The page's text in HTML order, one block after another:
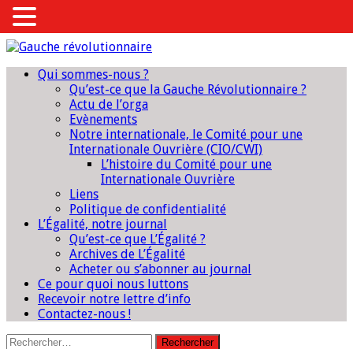
Qui sommes-nous ?
Qu’est-ce que la Gauche Révolutionnaire ?
Actu de l’orga
Evènements
Notre internationale, le Comité pour une
Internationale Ouvrière (CIO/CWI)
L’histoire du Comité pour une
Internationale Ouvrière
Liens
Politique de confidentialité
L’Égalité, notre journal
Qu’est-ce que L’Égalité ?
Archives de L’Égalité
Acheter ou s’abonner au journal
Ce pour quoi nous luttons
Recevoir notre lettre d’info
Contactez-nous !
Rechercher :